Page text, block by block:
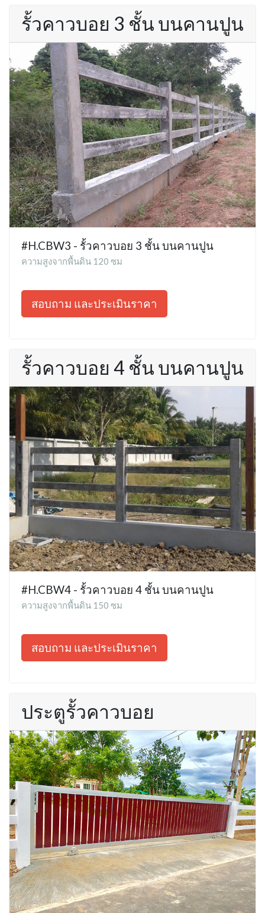
รั้วคาวบอย 3 ชั้น บนคานปูน
#H.CBW3 - รั้วคาวบอย 3 ชั้น บนคานปูน
ความสูงจากพื้นดิน 120 ซม
สอบถาม และประเมินราคา
รั้วคาวบอย 4 ชั้น บนคานปูน
#H.CBW4 - รั้วคาวบอย 4 ชั้น บนคานปูน
ความสูงจากพื้นดิน 150 ซม
สอบถาม และประเมินราคา
ประตูรั้วคาวบอย